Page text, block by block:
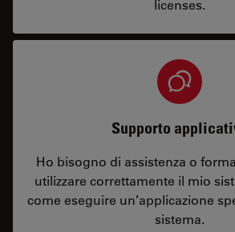
licenses.
Supporto
Ho bisogno di assistenza o
utilizzare correttamente il mio
come eseguire un’applicazione
sistema.